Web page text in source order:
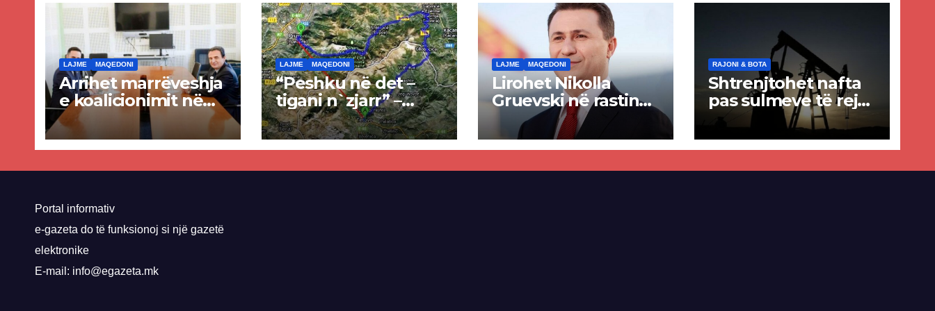
LAJME MAQEDONI
Arrihet marrëveshja
e koalicionimit në
parim mes Kurtit
dhe Abdixhikut
LAJME MAQEDONI
“Peshku në det –
tigani n`zjarr” –
Ende pa u kryer
projekti i tunelit,
komuna e Tetovës
nis punimet për
LAJME MAQEDONI
Lirohet Nikolla
Gruevski në rastin
“Talir 2”, gjykata
rrëzon akuzat për
ndërtimin e
paligjshëm të selisë
RAJONI & BOTA
Shtrenjtohet nafta
pas sulmeve të reja
SHBA–Iran
Portal informativ
e-gazeta do të funksionoj si një gazetë
elektronike
E-mail: info@egazeta.mk